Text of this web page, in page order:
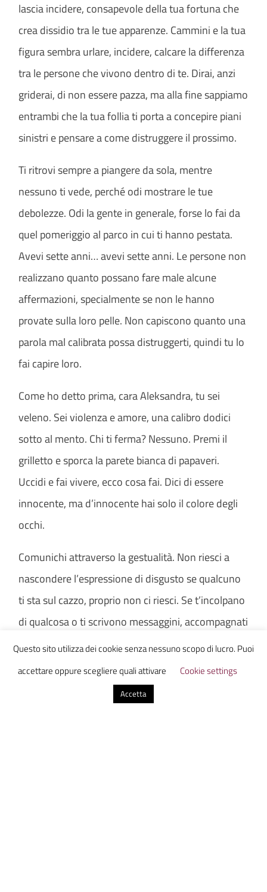
lascia incidere, consapevole della tua fortuna che
crea dissidio tra le tue apparenze. Cammini e la tua
figura sembra urlare, incidere, calcare la differenza
tra le persone che vivono dentro di te. Dirai, anzi
griderai, di non essere pazza, ma alla fine sappiamo
entrambi che la tua follia ti porta a concepire piani
sinistri e pensare a come distruggere il prossimo.
Ti ritrovi sempre a piangere da sola, mentre
nessuno ti vede, perché odi mostrare le tue
debolezze. Odi la gente in generale, forse lo fai da
quel pomeriggio al parco in cui ti hanno pestata.
Avevi sette anni… avevi sette anni. Le persone non
realizzano quanto possano fare male alcune
affermazioni, specialmente se non le hanno
provate sulla loro pelle. Non capiscono quanto una
parola mal calibrata possa distruggerti, quindi tu lo
fai capire loro.
Come ho detto prima, cara Aleksandra, tu sei
veleno. Sei violenza e amore, una calibro dodici
sotto al mento. Chi ti ferma? Nessuno. Premi il
grilletto e sporca la parete bianca di papaveri.
Uccidi e fai vivere, ecco cosa fai. Dici di essere
innocente, ma d’innocente hai solo il colore degli
occhi.
Comunichi attraverso la gestualità. Non riesci a
nascondere l’espressione di disgusto se qualcuno
ti sta sul cazzo, proprio non ci riesci. Se t’incolpano
di qualcosa o ti scrivono messaggini, accompagnati
da meravigliose emoji, carichi d’invidia, tu sai come
ridurli in brandelli. È inutile fingere, io ti conosco.
So come agisci, e ti piace ricordare a tutti che prima
di una tempesta c’è la quiete.
Questo sito utilizza dei cookie senza nessuno scopo di lucro. Puoi
accettare oppure scegliere quali attivare
Cookie settings
Accetta